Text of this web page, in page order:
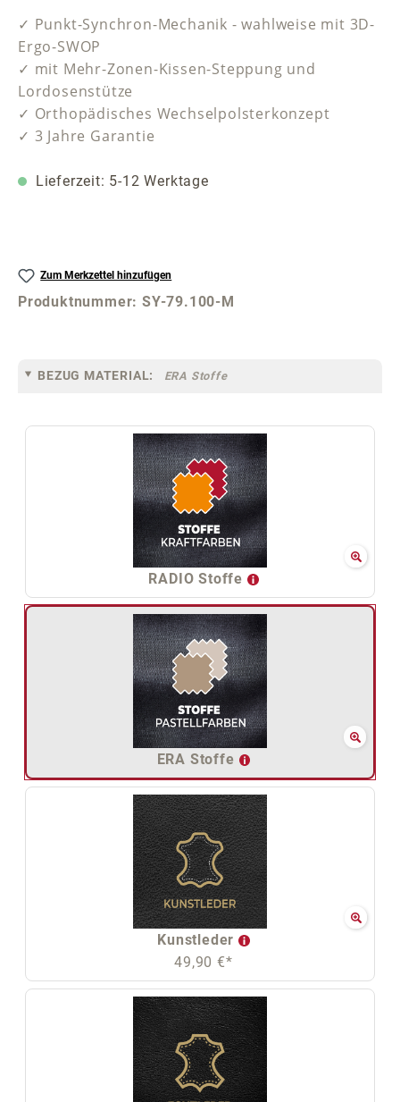
✓ Punkt-Synchron-Mechanik - wahlweise mit 3D-
Ergo-SWOP
✓ mit Mehr-Zonen-Kissen-Steppung und
Lordosenstütze
✓ Orthopädisches Wechselpolsterkonzept
✓ 3 Jahre Garantie
Lieferzeit: 5-12 Werktage
Zum Merkzettel hinzufügen
Produktnummer:SY-79.100-M
BEZUG MATERIAL: ERA Stoffe
RADIO Stoffe
ERA Stoffe
Kunstleder
49,90 €*